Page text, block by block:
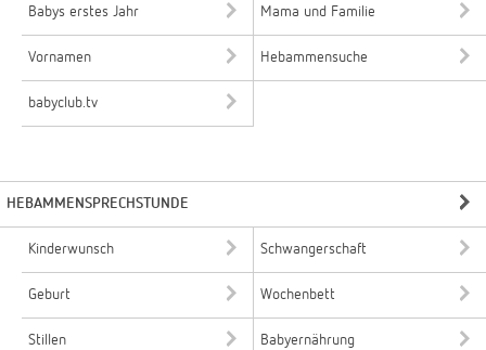
Babys erstes Jahr Mama und Familie
Vornamen Hebammensuche
babyclub.tv
HEBAMMENSPRECHSTUNDE
Kinderwunsch Schwangerschaft
Geburt Wochenbett
Stillen Babyernährung